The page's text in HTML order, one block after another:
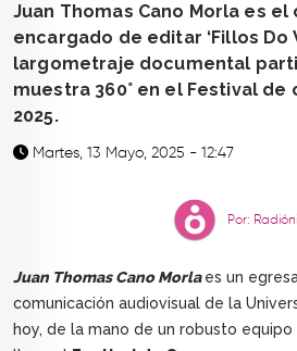
Juan Thomas Cano Morla es
encargado de editar ‘Fillos Do
largometraje documental
muestra 360° en el Festival de
2025.
Martes, 13 Mayo, 2025 - 12:47
Por:
Juan Thomas Cano Morlaes un
comunicación audiovisual de la
hoy, de la mano de un robusto equipo